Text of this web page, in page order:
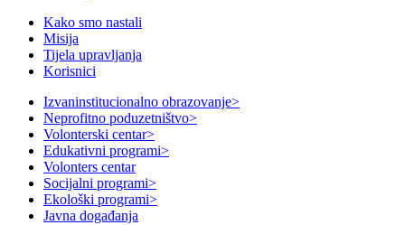
Kako smo nastali
Misija
Tijela upravljanja
Korisnici
Izvaninstitucionalno obrazovanje>
Neprofitno poduzetništvo>
Volonterski centar>
Edukativni programi>
Volonters centar
Socijalni programi>
Ekološki programi>
Javna događanja